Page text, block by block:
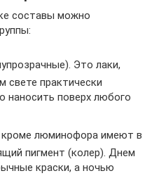
составы можно
Это лаки,
свете практически
наносить поверх любого
люминофора имеют в
пигмент (колер). Днем
краски, а ночью